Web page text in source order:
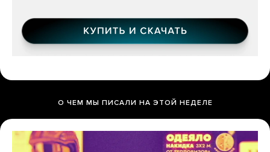
О ЧЕМ МЫ ПИСАЛИ НА ЭТОЙ НЕДЕЛЕ